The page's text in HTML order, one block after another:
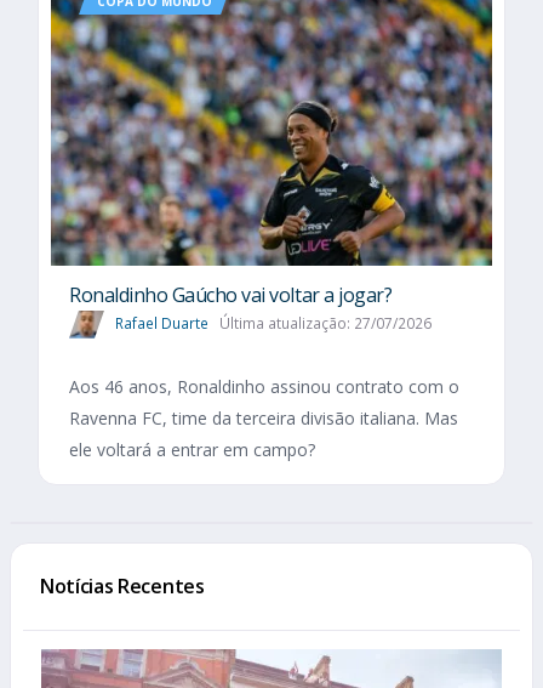
Ronaldinho Gaúcho vai voltar a jogar?
Rafael Duarte Última atualização: 27/07/2026
Aos 46 anos, Ronaldinho assinou contrato com o
Ravenna FC, time da terceira divisão italiana. Mas
ele voltará a entrar em campo?
Notícias Recentes